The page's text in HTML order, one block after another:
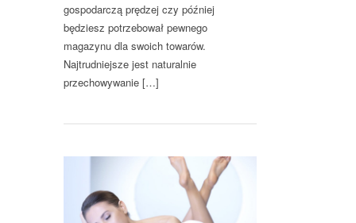
gospodarczą prędzej czy później
będziesz potrzebował pewnego
magazynu dla swoich towarów.
Najtrudniejsze jest naturalnie
przechowywanie […]